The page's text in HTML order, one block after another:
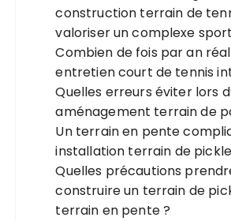
construction terrain de
valoriser un complexe
Combien de fois par an
entretien court de tennis
Quelles erreurs éviter lors
aménagement terrain de
Un terrain en pente
installation terrain de
Quelles précautions
construire un terrain de
terrain en pente ?